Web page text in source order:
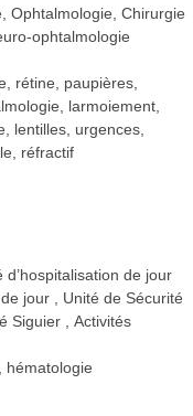
Ophtalmologie, Chirurgie
ophtalmologie
rétine, paupières,
larmoiement,
lentilles, urgences,
réfractif
d’hospitalisation de jour
jour
Unité de Sécurité
Siguier
Activités
hématologie